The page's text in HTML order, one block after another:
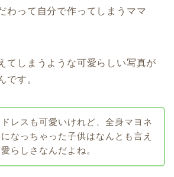
わって自分で作ってしまうママ
てしまうような可愛らしい写真が
です。
レスも可愛いけれど、全身マヨネ
なっちゃった子供はなんとも言え
らしさなんだよね。